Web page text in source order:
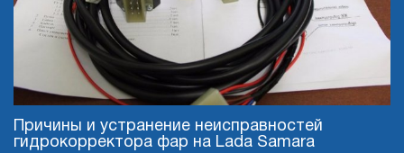
Причины и устранение неисправностей
гидрокорректора фар на Lada Samara